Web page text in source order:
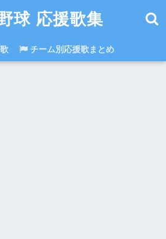
球 応援歌集
チーム別応援歌まとめ